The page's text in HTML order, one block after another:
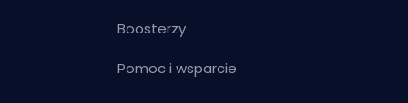
Boosterzy
Pomoc i wsparcie